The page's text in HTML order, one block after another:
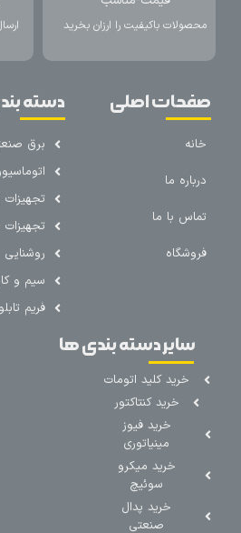
محصولات باکیفیت را ارزان بخرید
صفحات اصلی
خانه
درباره ما
تماس با ما
فروشگاه
دسته
برق
تجهیزات
روشنایی
سیم و
فریم تابلو
سایر دسته بندی ها
خرید کلید اتومات
خرید کنتاکتور
خرید فیوز
مینیاتوری
خرید میکرو
سوئیچ
خرید پدال
صنعتی